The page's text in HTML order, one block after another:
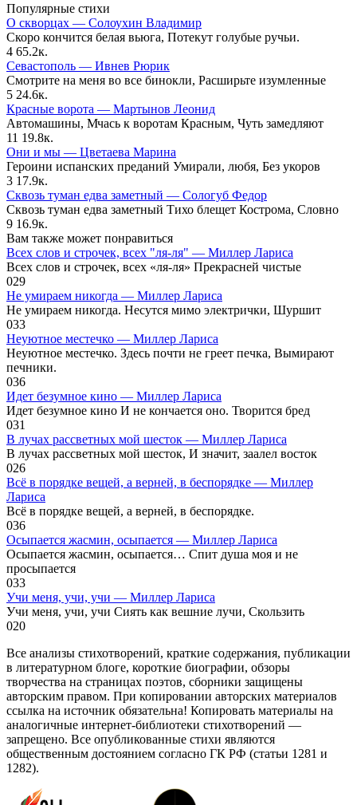
Популярные стихи
О скворцах — Солоухин Владимир
Скоро кончится белая вьюга, Потекут голубые ручьи.
4 65.2к.
Севастополь — Ивнев Рюрик
Смотрите на меня во все бинокли, Расширьте изумленные
5 24.6к.
Красные ворота — Мартынов Леонид
Автомашины, Мчась к воротам Красным, Чуть замедляют
11 19.8к.
Они и мы — Цветаева Марина
Героини испанских преданий Умирали, любя, Без укоров
3 17.9к.
Сквозь туман едва заметный — Сологуб Федор
Сквозь туман едва заметный Тихо блещет Кострома, Словно
9 16.9к.
Вам также может понравиться
Всех слов и строчек, всех "ля-ля" — Миллер Лариса
Всех слов и строчек, всех «ля-ля» Прекрасней чистые
029
Не умираем никогда — Миллер Лариса
Не умираем никогда. Несутся мимо электрички, Шуршит
033
Неуютное местечко — Миллер Лариса
Неуютное местечко. Здесь почти не греет печка, Вымирают
печники.
036
Идет безумное кино — Миллер Лариса
Идет безумное кино И не кончается оно. Творится бред
031
В лучах рассветных мой шесток — Миллер Лариса
В лучах рассветных мой шесток, И значит, заалел восток
026
Всё в порядке вещей, а верней, в беспорядке — Миллер
Лариса
Всё в порядке вещей, а верней, в беспорядке.
036
Осыпается жасмин, осыпается — Миллер Лариса
Осыпается жасмин, осыпается… Спит душа моя и не
просыпается
033
Учи меня, учи, учи — Миллер Лариса
Учи меня, учи, учи Сиять как вешние лучи, Скользить
020
Все анализы стихотворений, краткие содержания, публикации
в литературном блоге, короткие биографии, обзоры
творчества на страницах поэтов, сборники защищены
авторским правом. При копировании авторских материалов
ссылка на источник обязательна! Копировать материалы на
аналогичные интернет-библиотеки стихотворений —
запрещено. Все опубликованные стихи являются
общественным достоянием согласно ГК РФ (статьи 1281 и
1282).